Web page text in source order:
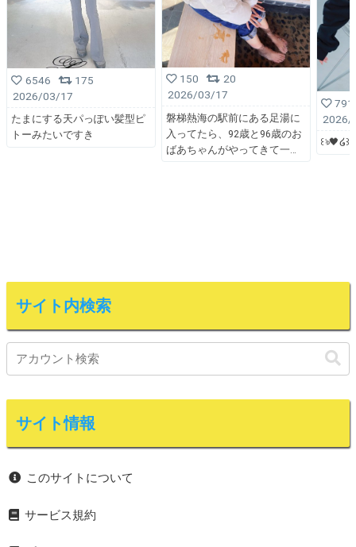
6546
175
2026/03/17
たまにする天パっぽい髪型ピ
トーみたいですき
150
20
2026/03/17
磐梯熱海の駅前にある足湯に
入ってたら、92歳と96歳のお
ばあちゃんがやってきて一
791
2026/
꒰ঌ🖤໒꒱
サイト内検索
サイト情報
このサイトについて
サービス規約